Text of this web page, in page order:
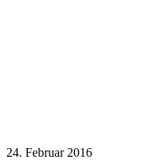
24. Februar 2016